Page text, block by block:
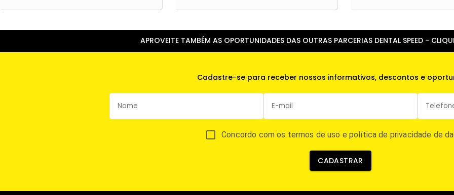
APROVEITE TAMBÉM AS OPORTUNIDADES DAS OUTRAS PARCERIAS DENTAL SPEED -
Cadastre-se para receber nossos informativos, descontos e
Concordo com os termos de uso e política de privacidade de
CADASTRAR